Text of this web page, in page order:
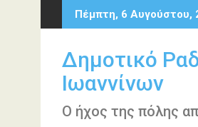
Περάστε
στο
Πέμπτη, 6 Αυγούστου,
Δημοτικό
Ιωαννίνων
Ο ήχος της πόλης